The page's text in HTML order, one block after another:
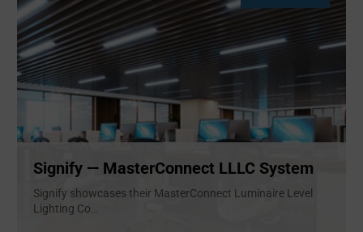
Signify — MasterConnect LLLC System
Signify showcases their MasterConnect Luminaire Level
Lighting Co...